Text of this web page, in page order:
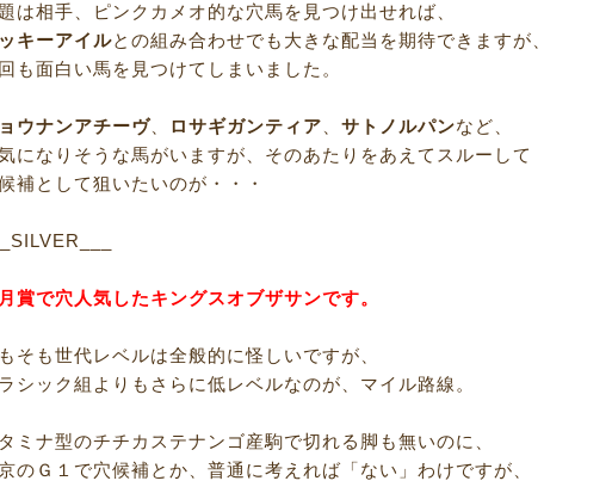
は相手、ピンクカメオ的な穴馬を見つけ出せれば、
キーアイルとの組み合わせでも大きな配当を期待できますが、
も面白い馬を見つけてしまいました。
ウナンアチーヴ、 ロサギガンティア、サトノルパンなど、
になりそうな馬がいますが、そのあたりをあえてスルーして
補として狙いたいのが・・・
賞で穴人気したキングスオブザサンです。
そも世代レベルは全般的に怪しいですが、
シック組よりもさらに低レベルなのが、マイル路線。
ミナ型のチチカステナンゴ産駒で切れる脚も無いのに、
のＧ１で穴候補とか、普通に考えれば「ない」わけですが、